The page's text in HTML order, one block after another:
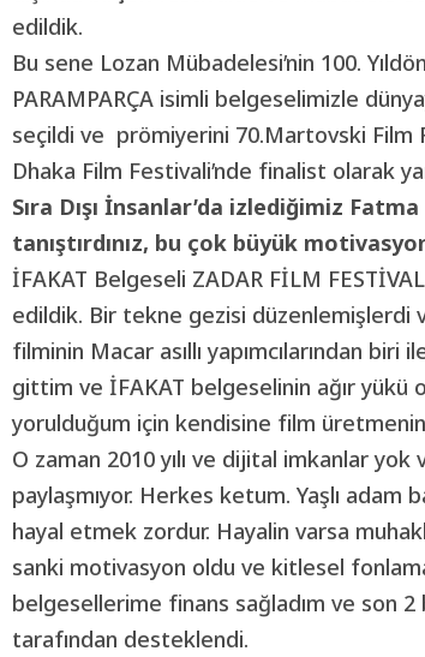
edildik.
Bu sene Lozan Mübadelesi’nin 100.
PARAMPARÇA isimli belgeselimizle
seçildi ve prömiyerini 70.Martovski Film
Dhaka Film Festivali’nde finalist olarak
Sıra Dışı İnsanlar’da izlediğimiz
tanıştırdınız, bu çok büyük
İFAKAT Belgeseli ZADAR FİLM
edildik. Bir tekne gezisi düzenlemişlerdi
filminin Macar asıllı yapımcılarından biri
gittim ve İFAKAT belgeselinin ağır yükü
yorulduğum için kendisine film
O zaman 2010 yılı ve dijital imkanlar
paylaşmıyor. Herkes ketum. Yaşlı
hayal etmek zordur. Hayalin varsa
sanki motivasyon oldu ve kitlesel
belgesellerime finans sağladım ve son 2
tarafından desteklendi.